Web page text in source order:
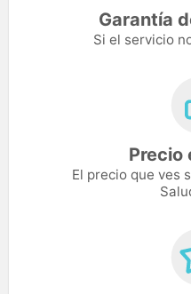
Garantía
Si el servicio
Precio
El precio que ves